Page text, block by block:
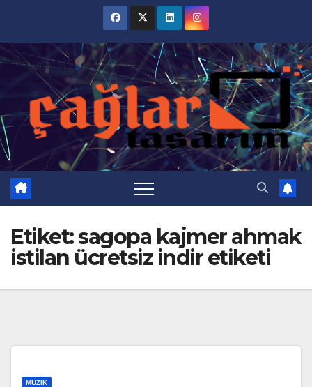
content
Etiket:sagopa kajmer ahmak
istilan ücretsiz indir etiketi
MÜZIK